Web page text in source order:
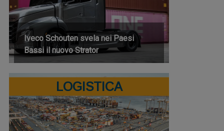
Iveco Schouten svela nei Paesi
Bassi il nuovo Strator
LOGISTICA